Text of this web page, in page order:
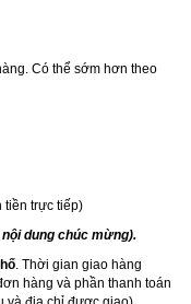
Có thể sớm hơn theo
tiền trực tiếp)
dung chúc mừng).
. Thời gian giao hàng
hàng và phần thanh toán